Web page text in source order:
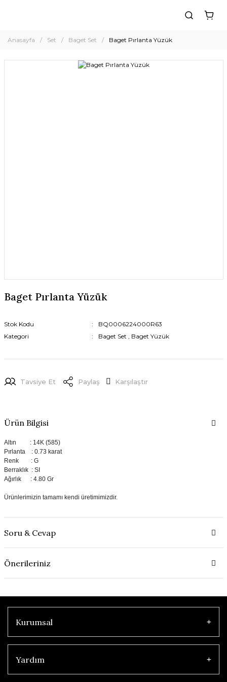
Anasayfa Set Baget Set Baget Pırlanta Yüzük
Baget Pırlanta Yüzük
Stok Kodu
BQ0006224000R63
Kategori
Baget Set , Baget Yüzük
Tavsiye Et Paylaş Karşılaştır
Ürün Bilgisi
Altın : 14K (585)
Pırlanta : 0.73 karat
Renk : G
Berraklık : SI
Ağırlık : 4.80 Gr
Ürünlerimizin tamamı kendi üretimimizdir.
Soru & Cevap
Önerileriniz
Kurumsal
Yardım